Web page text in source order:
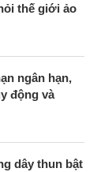
thế giới ảo
ngân hạn,
động và
dây thun bật